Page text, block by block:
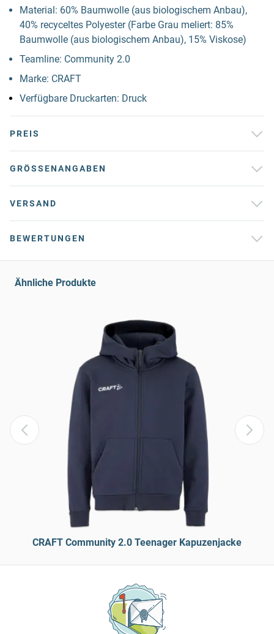
Material: 60% Baumwolle (aus biologischem Anbau),
40% recyceltes Polyester (Farbe Grau meliert: 85%
Baumwolle (aus biologischem Anbau), 15% Viskose)
Teamline: Community 2.0
Marke: CRAFT
Verfügbare Druckarten: Druck
PREIS
GRÖSSENANGABEN
VERSAND
BEWERTUNGEN
Ähnliche Produkte
CRAFT Community 2.0 Teenager Kapuzenjacke